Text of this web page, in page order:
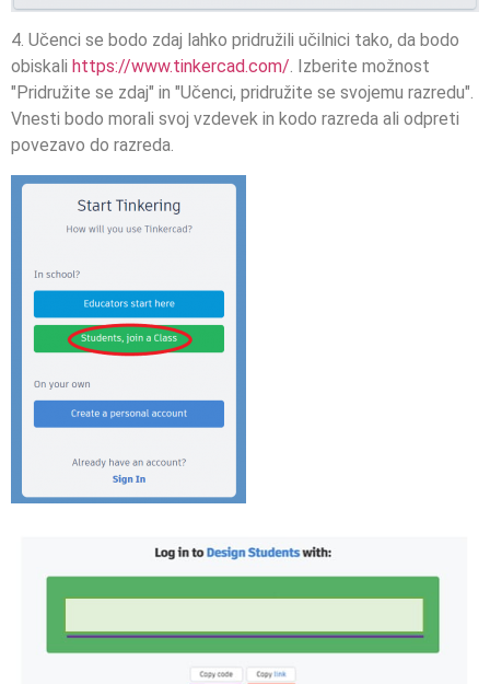
4. Učenci se bodo zdaj lahko pridružili učilnici tako, da bodo
obiskali https://www.tinkercad.com/. Izberite možnost
"Pridružite se zdaj" in "Učenci, pridružite se svojemu razredu".
Vnesti bodo morali svoj vzdevek in kodo razreda ali odpreti
povezavo do razreda.